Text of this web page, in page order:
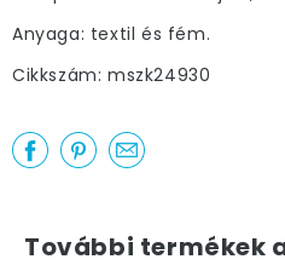
Anyaga: textil és fém.
Cikkszám: mszk24930
További termékek